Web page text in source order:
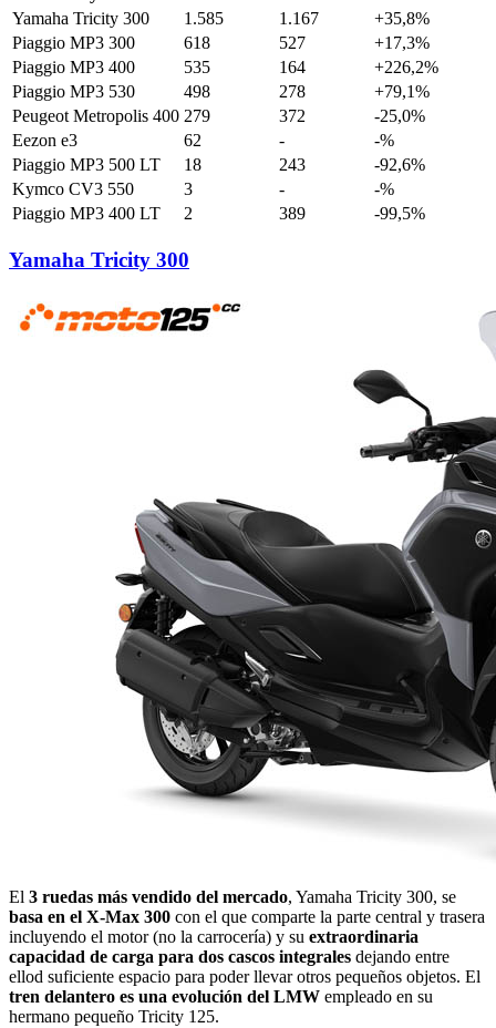
Yamaha Tricity 300
1.585 1.167
+35,8%
Piaggio MP3 300
618 527
+17,3%
Piaggio MP3 400
535 164
+226,2%
Piaggio MP3 530
498 278
+79,1%
Peugeot Metropolis 400 279 372
-25,0%
Eezon e3
62 -
-%
Piaggio MP3 500 LT
18 243
-92,6%
Kymco CV3 550
3 -
-%
Piaggio MP3 400 LT
2 389 -99,5%
Yamaha Tricity 300
El 3 ruedas más vendido del mercado, Yamaha Tricity 300, se
basa en el X-Max 300 con el que comparte la parte central y trasera
incluyendo el motor (no la carrocería) y su extraordinaria
capacidad de carga para dos cascos integrales dejando entre
ellod suficiente espacio para poder llevar otros pequeños objetos. El
tren delantero es una evolución del LMW empleado en su
hermano pequeño Tricity 125.